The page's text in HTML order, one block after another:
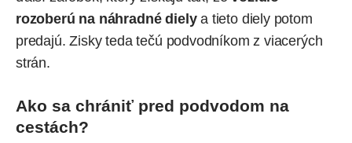
rozoberú na náhradné dielya tieto diely potom
predajú. Zisky teda tečú podvodníkom z viacerých
strán.
Ako sa chrániť pred podvodom na
cestách?